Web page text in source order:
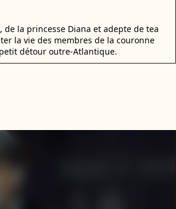
de la princesse Diana et adepte de tea
la vie des membres de la couronne
détour outre-Atlantique.